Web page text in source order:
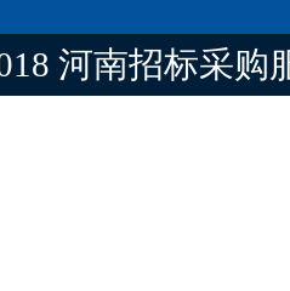
河南招标采